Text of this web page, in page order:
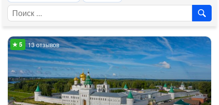
13 отзывов